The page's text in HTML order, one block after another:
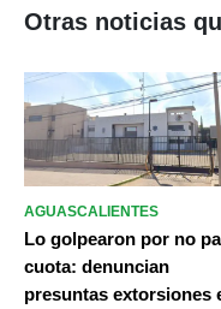
Otras noticias
AGUASCALIENTES
Lo golpearon por no
cuota: denuncian
presuntas extorsiones